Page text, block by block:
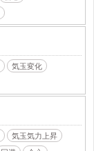
気玉変化
気玉気力上昇